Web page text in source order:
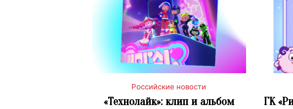
Российские новости
«Технолайк»: клип и альбом
ГК